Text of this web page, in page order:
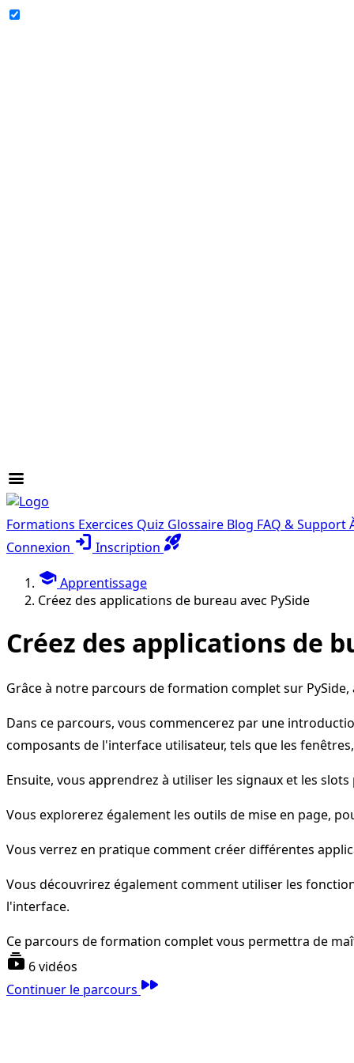
menu
Formations Exercices Quiz Glossaire Blog FAQ & Support
Connexion login Inscription rocket_launch
schoolApprentissage
Créez des applications de bureau avec PySide
Créez des applications de
Grâce à notre parcours de formation complet sur
Dans ce parcours, vous commencerez par une
composants de l'interface utilisateur, tels que les
Ensuite, vous apprendrez à utiliser les signaux et les
Vous explorerez également les outils de mise en page,
Vous verrez en pratique comment créer différentes
Vous découvrirez également comment utiliser les
l'interface.
Ce parcours de formation complet vous permettra de
subscriptions 6 vidéos
Continuer le parcours fast_forward